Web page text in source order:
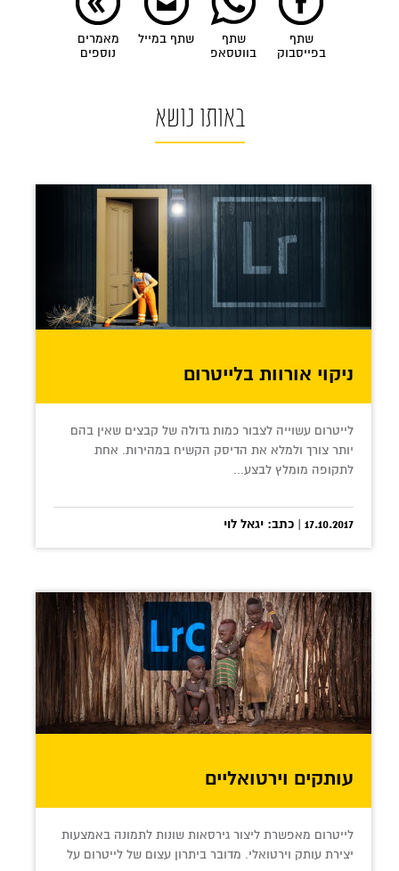
שתף
בפייסבוק
שתף
בווטסאפ
שתף במייל
מאמרים
נוספים
באותו נושא
ניקוי אורוות בלייטרום
לייטרום עשוייה לצבור כמות גדולה של קבצים שאין בהם
יותר צורך ולמלא את הדיסק הקשיח במהירות. אחת
לתקופה מומלץ לבצע...
17.10.2017 | כתב: יגאל לוי
עותקים וירטואליים
לייטרום מאפשרת ליצור גירסאות שונות לתמונה באמצעות
יצירת עותק וירטואלי. מדובר ביתרון עצום של לייטרום על